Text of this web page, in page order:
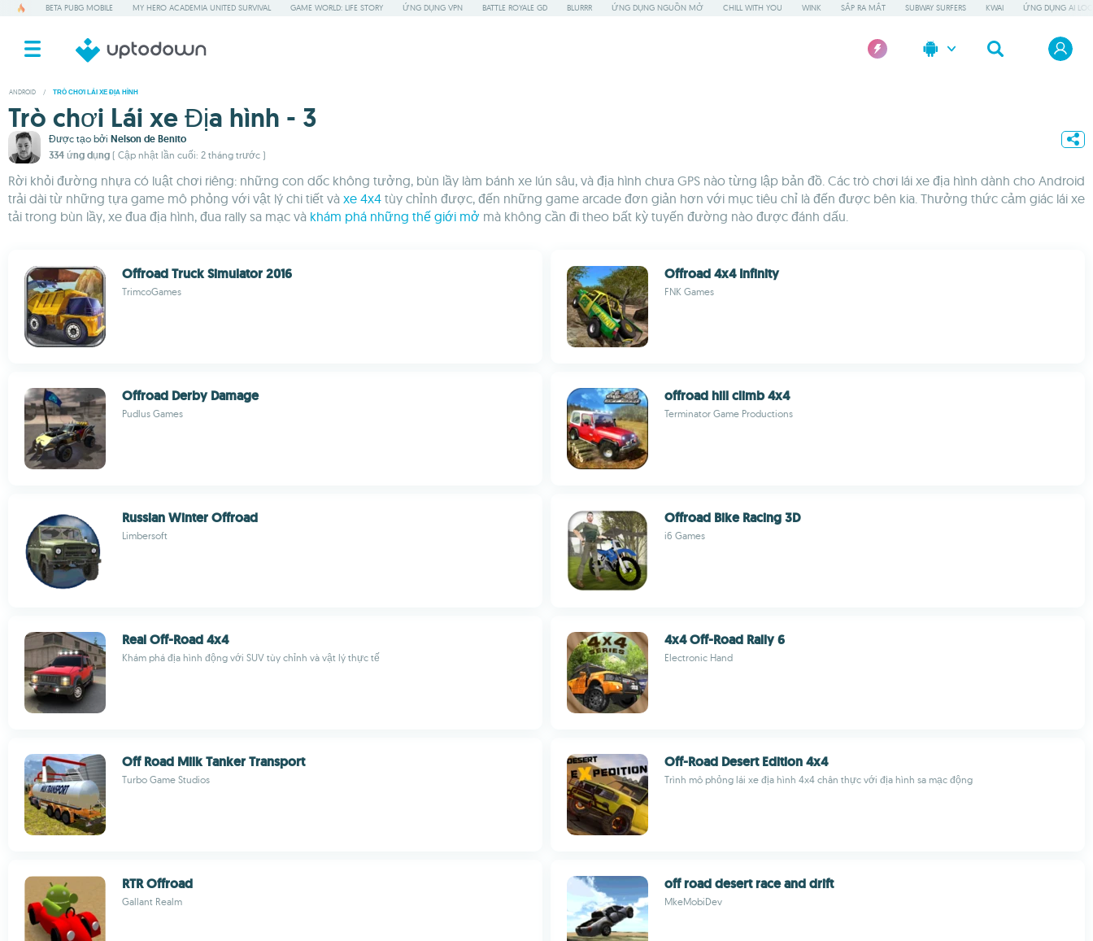
BETA PUBG MOBILE MY HERO ACADEMIA UNITED SURVIVAL GAME WORLD: LIFE STORY ỨNG DỤNG VPN BATTLE ROYALE GD BLURRR ỨNG DỤNG NGUỒN MỞ CHILL WITH YOU WINK SẮP RA MẮT SUBWAY SURFERS KWAI ỨNG DỤNG AI
ANDROID / TRÒ CHƠI LÁI XE ĐỊA HÌNH
Trò chơi Lái xe Địa hình - 3
Được tạo bởi Nelson de Benito
334 ứng dụng ( Cập nhật lần cuối: 2 tháng trước )
Rời khỏi đường nhựa có luật chơi riêng: những con dốc không tưởng, bùn lầy làm bánh xe lún sâu, và địa hình chưa GPS nào từng lập bản đồ. Các trò chơi lái xe địa hình dành cho Android
trải dài từ những tựa game mô phỏng với vật lý chi tiết và xe 4x4 tùy chỉnh được, đến những game arcade đơn giản hơn với mục tiêu chỉ là đến được bên kia. Thưởng thức cảm giác lái xe
tải trong bùn lầy, xe đua địa hình, đua rally sa mạc và khám phá những thế giới mở mà không cần đi theo bất kỳ tuyến đường nào được đánh dấu.
Offroad Truck Simulator 2016
TrimcoGames
Offroad 4x4 Infinity
FNK Games
Offroad Derby Damage
Pudlus Games
offroad hill climb 4x4
Terminator Game Productions
Russian Winter Offroad
Limbersoft
Offroad Bike Racing 3D
i6 Games
Real Off-Road 4x4
Khám phá địa hình động với SUV tùy chỉnh và vật lý thực tế
4x4 Off-Road Rally 6
Electronic Hand
Off Road Milk Tanker Transport
Turbo Game Studios
Off-Road Desert Edition 4x4
Trình mô phỏng lái xe địa hình 4x4 chân thực với địa hình sa mạc động
RTR Offroad
Gallant Realm
off road desert race and drift
MkeMobiDev